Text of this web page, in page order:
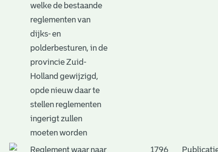
welke de bestaande
reglementen van
dijks- en
polderbesturen, in de
provincie Zuid-
Holland gewijzigd,
opde nieuw daar te
stellen reglementen
ingerigt zullen
moeten worden
Reglement waar naar
1796